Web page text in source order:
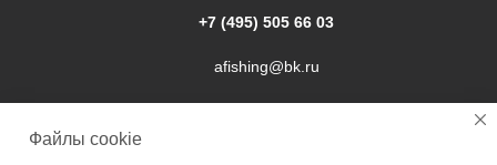
+7 (495) 505 66 03
afishing@bk.ru
Файлы cookie